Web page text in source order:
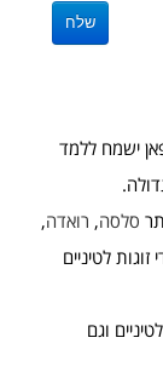
של מעל 10 שנים, צוות מדריכי סלסה4פאן ישמח ללמד
סלסה, רואדה,
זוגות לטיניים
וגם